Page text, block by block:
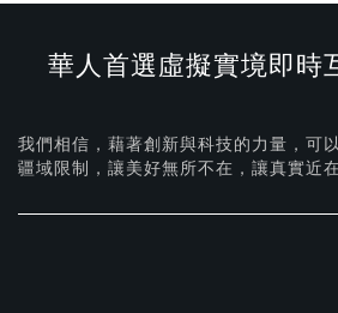
華人首選虛擬實境即時
我們相信，藉著創新與科技的力量，可
疆域限制，讓美好無所不在， 讓真實近